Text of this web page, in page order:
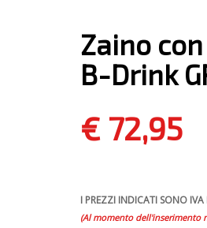
Zaino
B-Drink
€ 72,95
I PREZZI INDICATI SONO IVA
(Al momento dell'inserimento